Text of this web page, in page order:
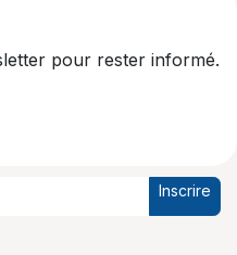
pour rester informé.
Inscrire